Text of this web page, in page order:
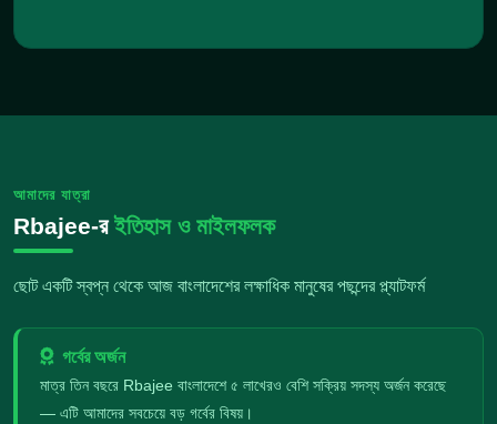
আমাদের যাত্রা
Rbajee-রইতিহাস ও মাইলফলক
ছোট একটি স্বপ্ন থেকে আজ বাংলাদেশের লক্ষাধিক মানুষের পছন্দের প্ল্যাটফর্ম
গর্বের অর্জন
মাত্র তিন বছরে Rbajee বাংলাদেশে ৫ লাখেরও বেশি সক্রিয় সদস্য অর্জন করেছে
— এটি আমাদের সবচেয়ে বড় গর্বের বিষয়।